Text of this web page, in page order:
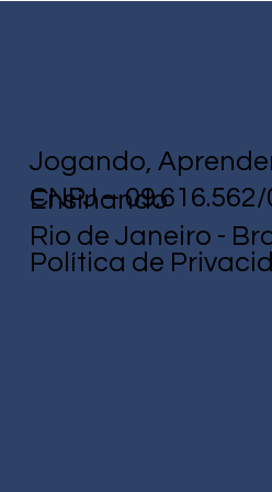
Jogando,
Ensinando
CNPJ –
Rio de Janeiro -
Política de